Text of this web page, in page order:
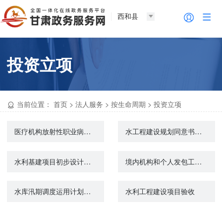
西和县
投资立项
当前位置： 首页 >法人服务 >按生命周期 >投资立项
医疗机构放射性职业病危害建设项目竣工验收 水工程建设规划同意书审核
水利基建项目初步设计文件审批 境内机构和个人发包工程作业或劳务项目备案
水库汛期调度运用计划审批 水利工程建设项目验收